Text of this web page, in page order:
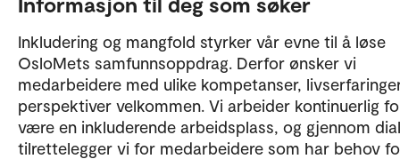
Inkludering og mangfold styrker vår evne til å løse
OsloMets samfunnsoppdrag. Derfor ønsker vi
medarbeidere med ulike kompetanser,
perspektiver velkommen. Vi arbeider kontinuerlig
være en inkluderende arbeidsplass, og gjennom
tilrettelegger vi for medarbeidere som har behov